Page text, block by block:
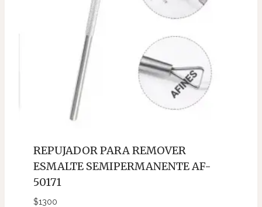
REPUJADOR PARA REMOVER
ESMALTE SEMIPERMANENTE AF-
50171
$1300